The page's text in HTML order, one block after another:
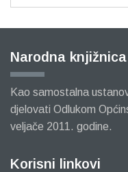
Narodna
Kao samostalna
djelovati Odlukom
veljače 2011. godine.
Korisni linkovi